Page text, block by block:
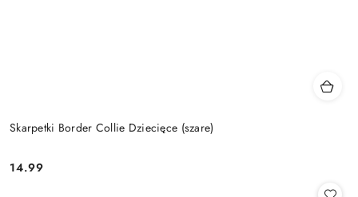
Skarpetki Border Collie Dziecięce (szare)
Cena:
14.99